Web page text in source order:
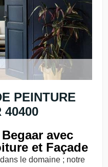
PEINTURE
40400
avec
et Façade
le domaine ; notre